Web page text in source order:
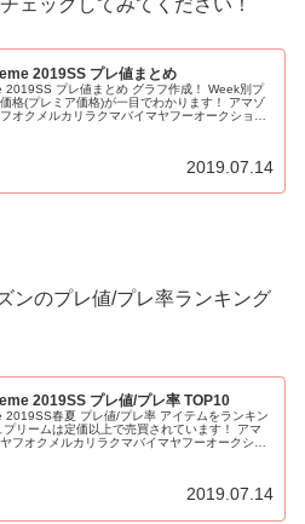
2019SS プレ値まとめ
2019SS プレ値まとめ グラフ作成！ Week別プ
格(プレミア価格)が一目でわかります！ アマゾ
オクメルカリラクマバイマヤフーオークション
2019.07.14
ンのプレ値/プレ率ランキング
2019SS プレ値/プレ率 TOP10
2019SS春夏 プレ値/プレ率 アイテムをランキン
プリームは定価以上で売買されています！ アマ
フオクメルカリラクマバイマヤフーオークショ
2019.07.14